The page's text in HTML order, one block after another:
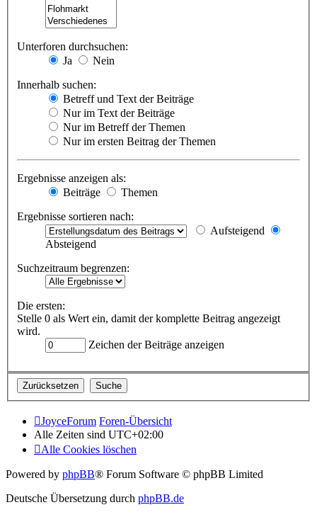
Unterforen durchsuchen:
Ja
Nein
Innerhalb suchen:
Betreff und Text der Beiträge
Nur im Text der Beiträge
Nur im Betreff der Themen
Nur im ersten Beitrag der Themen
Ergebnisse anzeigen als:
Beiträge
Themen
Ergebnisse sortieren nach:
Aufsteigend
Absteigend
Suchzeitraum begrenzen:
Die ersten:
Stelle 0 als Wert ein, damit der komplette Beitrag angezeigt
wird.
Zeichen der Beiträge anzeigen
JoyceForum Foren-Übersicht
Alle Zeiten sind UTC+02:00
Alle Cookies löschen
Powered by phpBB® Forum Software © phpBB Limited
Deutsche Übersetzung durch phpBB.de